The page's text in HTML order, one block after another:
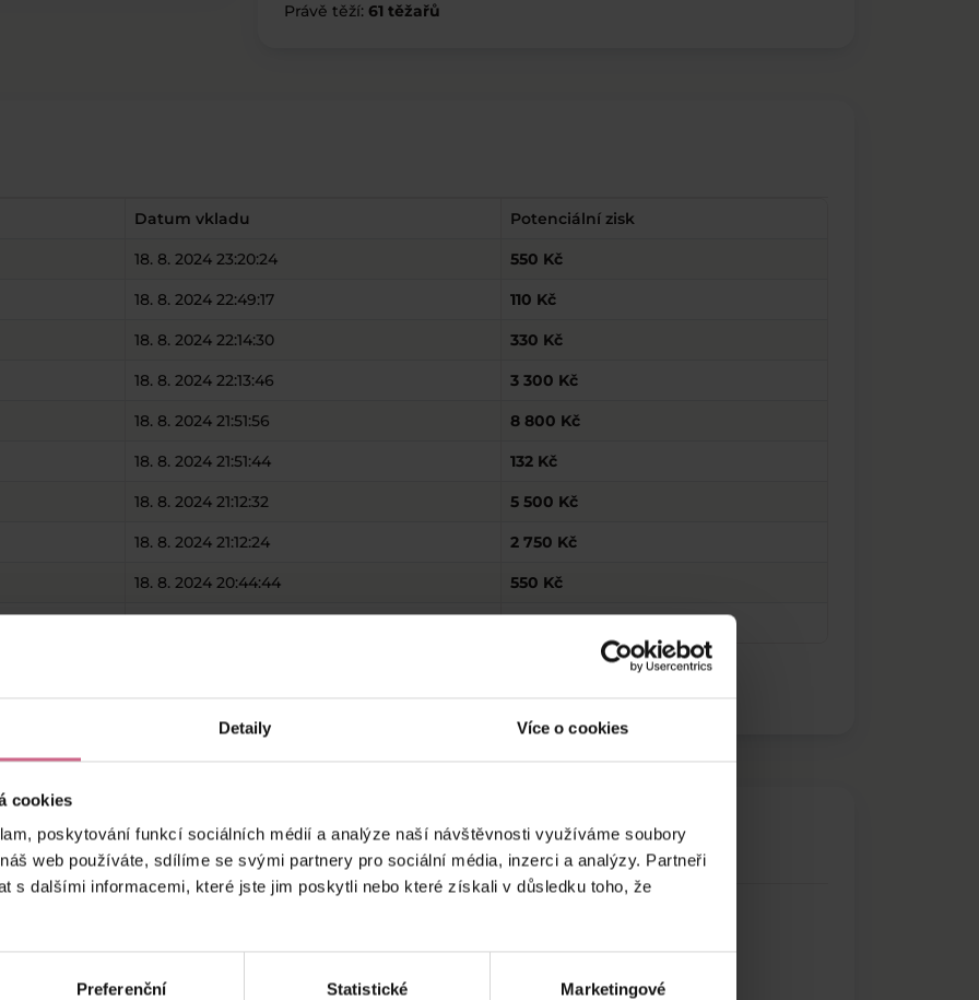
Detaily Více o cookies
cookies
poskytování funkcí sociálních médií a analýze naší návštěvnosti využíváme soubory
web používáte, sdílíme se svými partnery pro sociální média, inzerci a analýzy. Partneři
s dalšími informacemi, které jste jim poskytli nebo které získali v důsledku toho, že
Preferenční Statistické Marketingové
Právě těží: 61 těžařů
Datum vkladu Potenciální zisk
18. 8. 2024 23:20:24 550 Kč
18. 8. 2024 22:49:17 110 Kč
18. 8. 2024 22:14:30 330 Kč
18. 8. 2024 22:13:46 3 300 Kč
18. 8. 2024 21:51:56 8 800 Kč
18. 8. 2024 21:51:44 132 Kč
18. 8. 2024 21:12:32 5 500 Kč
18. 8. 2024 21:12:24 2 750 Kč
18. 8. 2024 20:44:44 550 Kč